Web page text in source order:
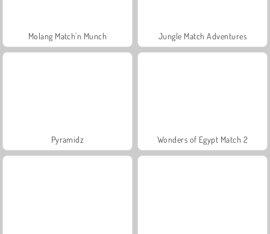
Molang Match'n Munch Jungle Match Adventures
Pyramidz Wonders of Egypt Match 2